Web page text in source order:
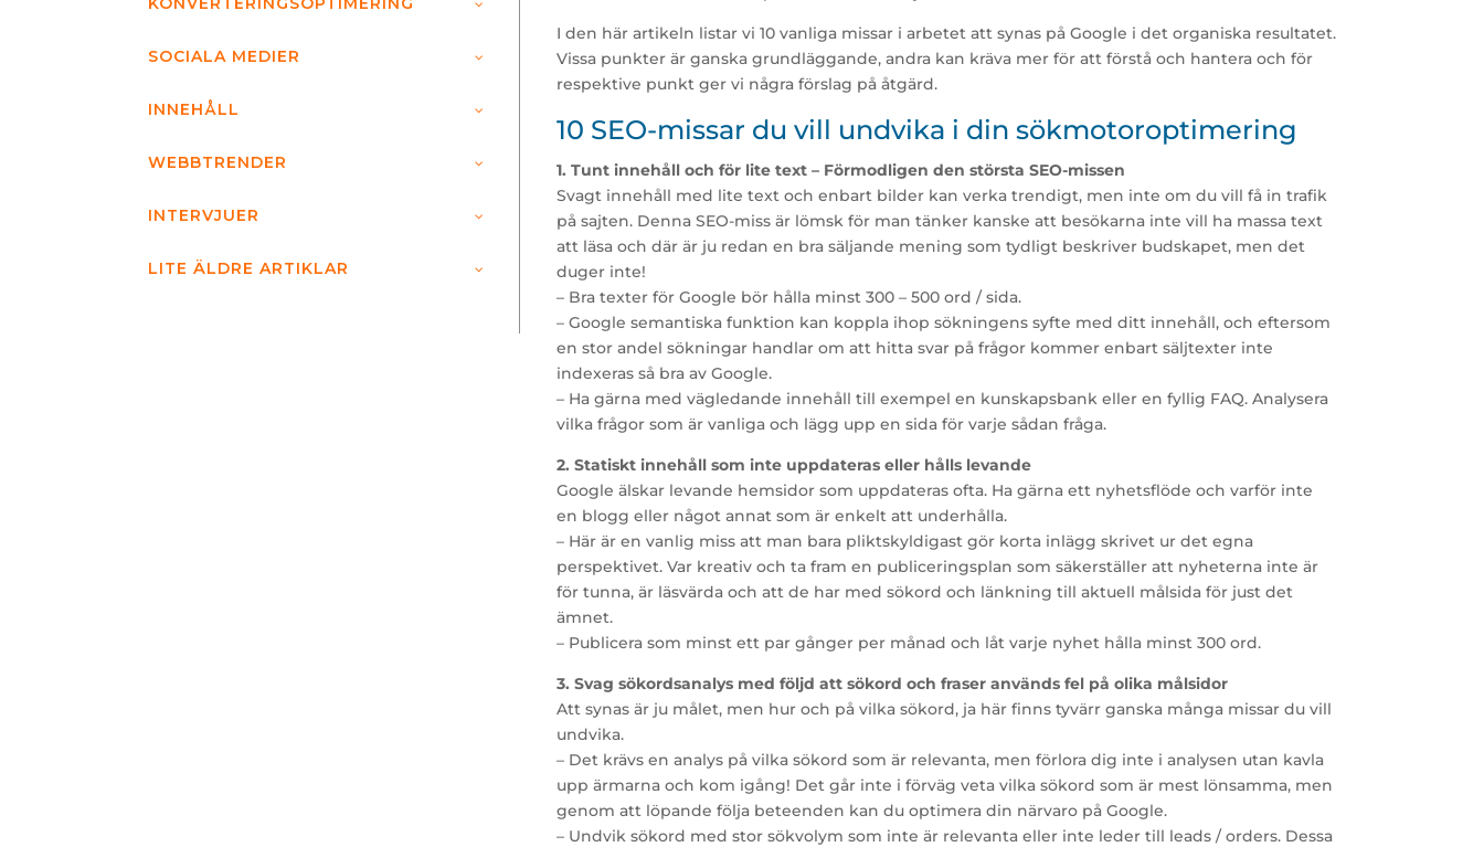
SOCIALA MEDIER
INNEHÅLL
WEBBTRENDER
INTERVJUER
LITE ÄLDRE ARTIKLAR
I den här artikeln listar vi 10 vanliga missar i arbetet att synas på Google i det organiska resultatet.
Vissa punkter är ganska grundläggande, andra kan kräva mer för att förstå och hantera och för
respektive punkt ger vi några förslag på åtgärd.
10 SEO-missar du vill undvika i din sökmotoroptimering
1. Tunt innehåll och för lite text – Förmodligen den största SEO-missen
Svagt innehåll med lite text och enbart bilder kan verka trendigt, men inte om du vill få in trafik
på sajten. Denna SEO-miss är lömsk för man tänker kanske att besökarna inte vill ha massa text
att läsa och där är ju redan en bra säljande mening som tydligt beskriver budskapet, men det
duger inte!
– Bra texter för Google bör hålla minst 300 – 500 ord / sida.
– Google semantiska funktion kan koppla ihop sökningens syfte med ditt innehåll, och eftersom
en stor andel sökningar handlar om att hitta svar på frågor kommer enbart säljtexter inte
indexeras så bra av Google.
– Ha gärna med vägledande innehåll till exempel en kunskapsbank eller en fyllig FAQ. Analysera
vilka frågor som är vanliga och lägg upp en sida för varje sådan fråga.
2. Statiskt innehåll som inte uppdateras eller hålls levande
Google älskar levande hemsidor som uppdateras ofta. Ha gärna ett nyhetsflöde och varför inte
en blogg eller något annat som är enkelt att underhålla.
– Här är en vanlig miss att man bara pliktskyldigast gör korta inlägg skrivet ur det egna
perspektivet. Var kreativ och ta fram en publiceringsplan som säkerställer att nyheterna inte är
för tunna, är läsvärda och att de har med sökord och länkning till aktuell målsida för just det
ämnet.
– Publicera som minst ett par gånger per månad och låt varje nyhet hålla minst 300 ord.
3. Svag sökordsanalys med följd att sökord och fraser används fel på olika målsidor
Att synas är ju målet, men hur och på vilka sökord, ja här finns tyvärr ganska många missar du vill
undvika.
– Det krävs en analys på vilka sökord som är relevanta, men förlora dig inte i analysen utan kavla
upp ärmarna och kom igång! Det går inte i förväg veta vilka sökord som är mest lönsamma, men
genom att löpande följa beteenden kan du optimera din närvaro på Google.
– Undvik sökord med stor sökvolym som inte är relevanta eller inte leder till leads / orders. Dessa